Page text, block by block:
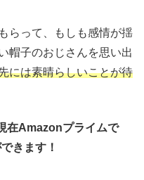
らって、もしも感情が揺
帽子のおじさんを思い出
には素晴らしいことが待
在Amazonプライムで
きます！